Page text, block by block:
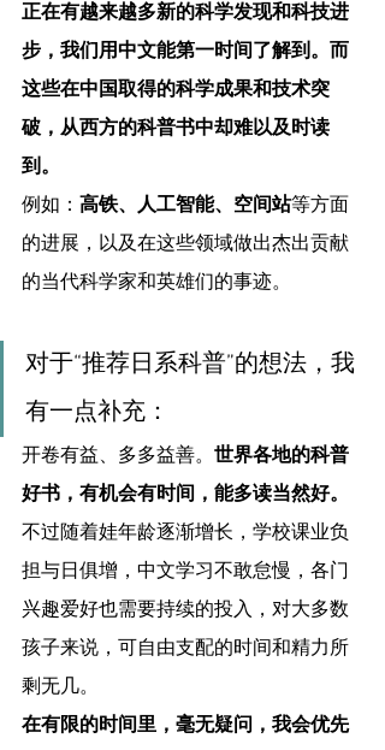
正在有越来越多新的科学发现和科技进
步，我们用中文能第一时间了解到。而
这些在中国取得的科学成果和技术突
破，从西方的科普书中却难以及时读
到。
例如： 高铁、人工智能、空间站等方面
的进展，以及在这些领域做出杰出贡献
的当代科学家和英雄们的事迹。
对于“推荐日系科普”的想法，我
有一点补充：
开卷有益、多多益善。 世界各地的科普
好书，有机会有时间，能多读当然好。
不过随着娃年龄逐渐增长，学校课业负
担与日俱增，中文学习不敢怠慢，各门
兴趣爱好也需要持续的投入，对大多数
孩子来说，可自由支配的时间和精力所
剩无几。
在有限的时间里，毫无疑问，我会优先